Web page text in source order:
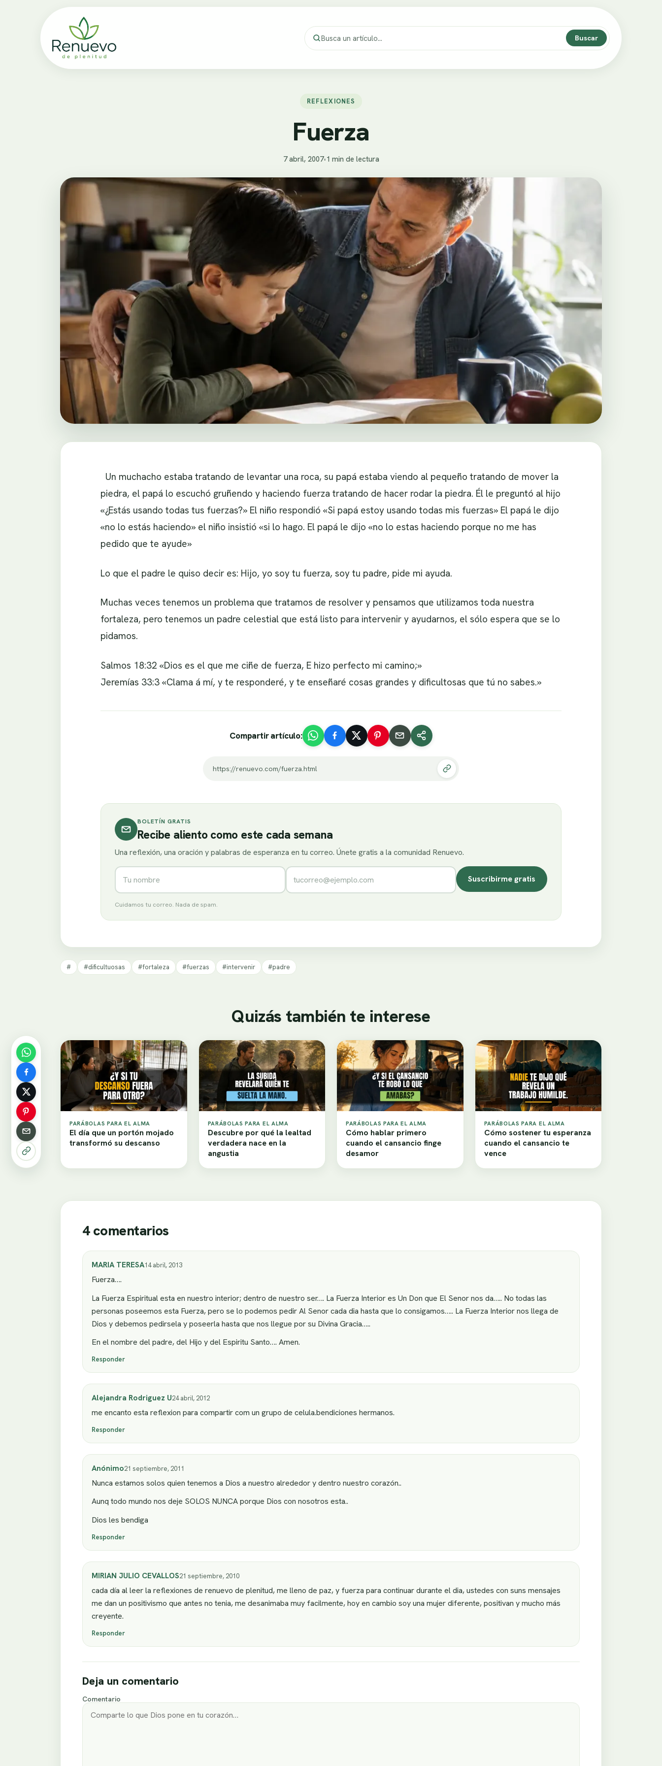
Buscar
REFLEXIONES
Fuerza
7 abril, 2007•1 min de lectura
Un muchacho estaba tratando de levantar una roca, su papá estaba viendo al pequeño tratando de mover la
piedra, el papá lo escuchó gruñendo y haciendo fuerza tratando de hacer rodar la piedra. Él le preguntó al hijo
«¿Estás usando todas tus fuerzas?» El niño respondió «Si papá estoy usando todas mis fuerzas» El papá le dijo
«no lo estás haciendo» el niño insistió «si lo hago. El papá le dijo «no lo estas haciendo porque no me has
pedido que te ayude»
Lo que el padre le quiso decir es: Hijo, yo soy tu fuerza, soy tu padre, pide mi ayuda.
Muchas veces tenemos un problema que tratamos de resolver y pensamos que utilizamos toda nuestra
fortaleza, pero tenemos un padre celestial que está listo para intervenir y ayudarnos, el sólo espera que se lo
pidamos.
Salmos 18:32 «Dios es el que me ciñe de fuerza, E hizo perfecto mi camino;»
Jeremías 33:3 «Clama á mí, y te responderé, y te enseñaré cosas grandes y dificultosas que tú no sabes.»
Compartir artículo:
https://renuevo.com/fuerza.html
BOLETÍN GRATIS
Recibe aliento como este cada semana
Una reflexión, una oración y palabras de esperanza en tu correo. Únete gratis a la comunidad Renuevo.
Nombre Correo electrónico
Suscribirme gratis
Cuidamos tu correo. Nada de spam.
# #dificultuosas #fortaleza #fuerzas #intervenir #padre
Quizás también te interese
PARÁBOLAS PARA EL ALMA
El día que un portón mojado
transformó su descanso
PARÁBOLAS PARA EL ALMA
Descubre por qué la lealtad
verdadera nace en la
angustia
PARÁBOLAS PARA EL ALMA
Cómo hablar primero
cuando el cansancio finge
desamor
PARÁBOLAS PARA EL ALMA
Cómo sostener tu esperanza
cuando el cansancio te
vence
4 comentarios
MARIA TERESA14 abril, 2013
Fuerza….
La Fuerza Espiritual esta en nuestro interior; dentro de nuestro ser…. La Fuerza Interior es Un Don que El Senor nos da….. No todas las
personas poseemos esta Fuerza, pero se lo podemos pedir Al Senor cada dia hasta que lo consigamos….. La Fuerza Interior nos llega de
Dios y debemos pedirsela y poseerla hasta que nos llegue por su Divina Gracia…..
En el nombre del padre, del Hijo y del Espiritu Santo…. Amen.
Responder
Alejandra Rodriguez U24 abril, 2012
me encanto esta reflexion para compartir com un grupo de celula.bendiciones hermanos.
Responder
Anónimo21 septiembre, 2011
Nunca estamos solos quien tenemos a Dios a nuestro alrededor y dentro nuestro corazón..
Aunq todo mundo nos deje SOLOS NUNCA porque Dios con nosotros esta..
Dios les bendiga
Responder
MIRIAN JULIO CEVALLOS21 septiembre, 2010
cada día al leer la reflexiones de renuevo de plenitud, me lleno de paz, y fuerza para continuar durante el dia, ustedes con suns mensajes
me dan un positivismo que antes no tenia, me desanimaba muy facilmente, hoy en cambio soy una mujer diferente, positivan y mucho más
creyente.
Responder
Deja un comentario
Comentario